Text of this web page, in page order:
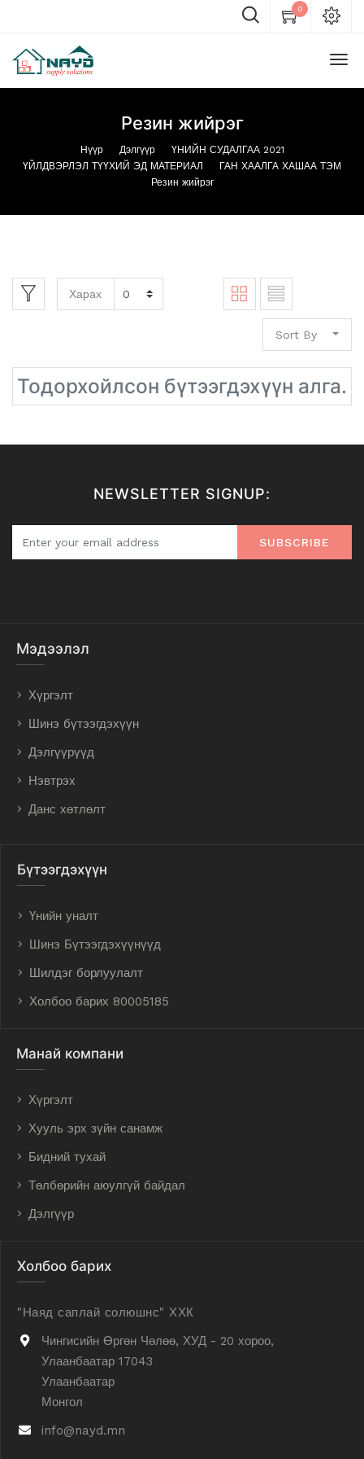
0
Резин жийрэг
Нүүр Дэлгүүр
ҮНИЙН СУДАЛГАА 2021
ҮЙЛДВЭРЛЭЛ ТҮҮХИЙ ЭД МАТЕРИАЛ
ГАН ХААЛГА ХАШАА ТЭМ
Резин жийрэг
Харах
Sort By
Тодорхойлсон бүтээгдэхүүн алга.
NEWSLETTER SIGNUP:
SUBSCRIBE
Мэдээлэл
Хүргэлт
Шинэ бүтээгдэхүүн
Дэлгүүрүүд
Нэвтрэх
Данс хөтлөлт
Бүтээгдэхүүн
Үнийн уналт
Шинэ Бүтээгдэхүүнүүд
Шилдэг борлуулалт
Холбоо барих 80005185
Манай компани
Хүргэлт
Хууль эрх зүйн санамж
Бидний тухай
Төлбөрийн аюулгүй байдал
Дэлгүүр
Холбоо барих
"Наяд саплай солюшнс" ХХК
Чингисийн Өргөн Чөлөө, ХУД - 20 хороо,
Улаанбаатар 17043
Улаанбаатар
Монгол
info@nayd.mn